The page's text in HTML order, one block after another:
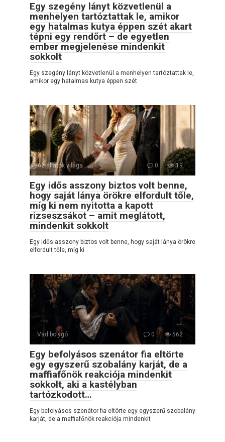
Egy szegény lányt közvetlenül a
menhelyen tartóztattak le, amikor
egy hatalmas kutya éppen szét akart
tépni egy rendőrt – de egyetlen
ember megjelenése mindenkit
sokkolt
Egy szegény lányt közvetlenül a menhelyen tartóztattak le,
amikor egy hatalmas kutya éppen szét
Az állatok világa 0 19
Egy idős asszony biztos volt benne,
hogy saját lánya örökre elfordult tőle,
míg ki nem nyitotta a kapott
rizseszsákot – amit meglátott,
mindenkit sokkolt
Egy idős asszony biztos volt benne, hogy saját lánya örökre
elfordult tőle, míg ki
Vad bolygó 0 562
Egy befolyásos szenátor fia eltörte
egy egyszerű szobalány karját, de a
maffiafőnök reakciója mindenkit
sokkolt, aki a kastélyban
tartózkodott…
Egy befolyásos szenátor fia eltörte egy egyszerű szobalány
karját, de a maffiafőnök reakciója mindenkit